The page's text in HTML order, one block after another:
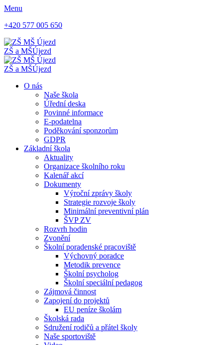
Menu
+420 577 005 650
ZŠ a MŠÚjezd
ZŠ a MŠÚjezd
O nás
Naše škola
Úřední deska
Povinné informace
E-podatelna
Poděkování sponzorům
GDPR
Základní škola
Aktuality
Organizace školního roku
Kalenář akcí
Dokumenty
Výroční zprávy školy
Strategie rozvoje školy
Minimální preventivní plán
ŠVP ZV
Rozvrh hodin
Zvonění
Školní poradenské pracoviště
Výchovný poradce
Metodik prevence
Školní psycholog
Školní speciální pedagog
Zájmová činnost
Zapojení do projektů
EU peníze školám
Školská rada
Sdružení rodičů a přátel školy
Naše sportoviště